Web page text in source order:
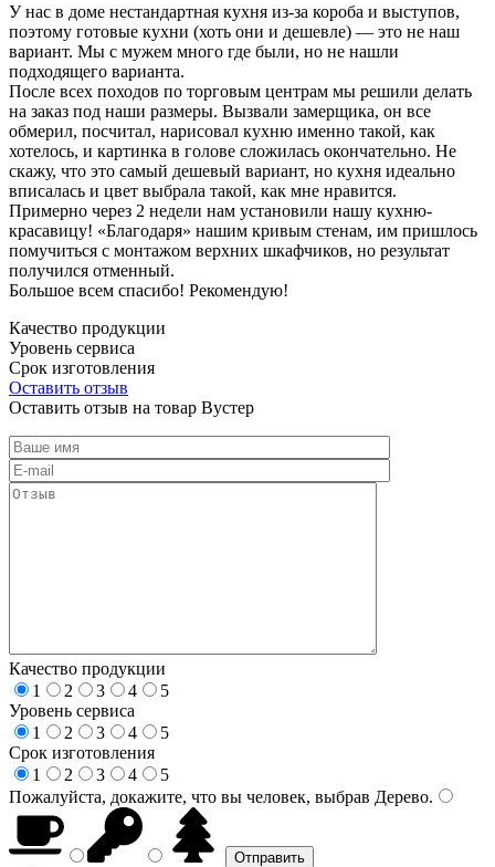
У нас в доме нестандартная кухня из-за короба и выступов,
поэтому готовые кухни (хоть они и дешевле) — это не наш
вариант. Мы с мужем много где были, но не нашли
подходящего варианта.
После всех походов по торговым центрам мы решили делать
на заказ под наши размеры. Вызвали замерщика, он все
обмерил, посчитал, нарисовал кухню именно такой, как
хотелось, и картинка в голове сложилась окончательно. Не
скажу, что это самый дешевый вариант, но кухня идеально
вписалась и цвет выбрала такой, как мне нравится.
Примерно через 2 недели нам установили нашу кухню-
красавицу! «Благодаря» нашим кривым стенам, им пришлось
помучиться с монтажом верхних шкафчиков, но результат
получился отменный.
Большое всем спасибо! Рекомендую!
Качество продукции
Уровень сервиса
Срок изготовления
Оставить отзыв
Оставить отзыв на товар Вустер
Качество продукции
1
2 3 4
5
Уровень сервиса
1
2 3 4
5
Срок изготовления
1
2 3 4
5
Пожалуйста, докажите, что вы человек, выбрав Дерево.